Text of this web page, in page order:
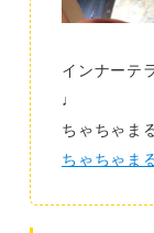
インナーテ
♩
ちゃちゃま
ちゃちゃま